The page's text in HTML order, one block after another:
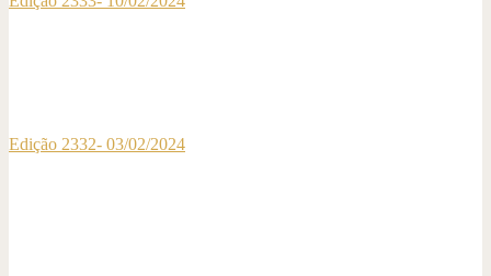
Edição 2332- 03/02/2024